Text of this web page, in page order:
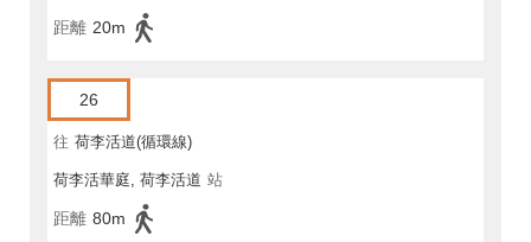
距離 20m
26
往 荷李活道(循環線)
荷李活華庭, 荷李活道 站
距離 80m